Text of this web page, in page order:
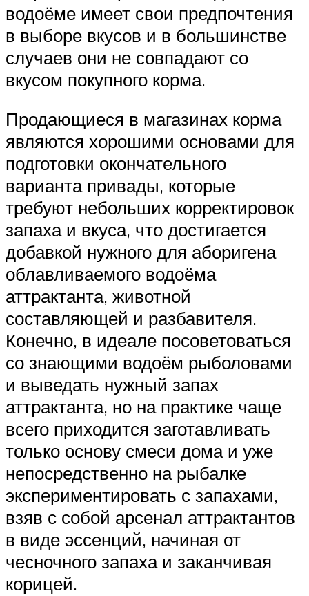
водоёме имеет свои предпочтения
в выборе вкусов и в большинстве
случаев они не совпадают со
вкусом покупного корма.
Продающиеся в магазинах корма
являются хорошими основами для
подготовки окончательного
варианта привады, которые
требуют небольших корректировок
запаха и вкуса, что достигается
добавкой нужного для аборигена
облавливаемого водоёма
аттрактанта, животной
составляющей и разбавителя.
Конечно, в идеале посоветоваться
со знающими водоём рыболовами
и выведать нужный запах
аттрактанта, но на практике чаще
всего приходится заготавливать
только основу смеси дома и уже
непосредственно на рыбалке
экспериментировать с запахами,
взяв с собой арсенал аттрактантов
в виде эссенций, начиная от
чесночного запаха и заканчивая
корицей.